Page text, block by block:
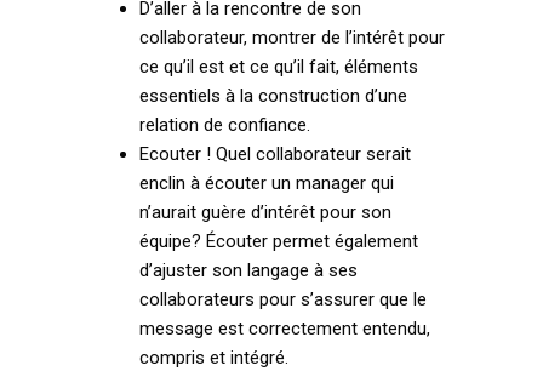
D’aller à la rencontre de son
collaborateur, montrer de l’intérêt pour
ce qu’il est et ce qu’il fait, éléments
essentiels à la construction d’une
relation de confiance.
Ecouter ! Quel collaborateur serait
enclin à écouter un manager qui
n’aurait guère d’intérêt pour son
équipe? Écouter permet également
d’ajuster son langage à ses
collaborateurs pour s’assurer que le
message est correctement entendu,
compris et intégré.